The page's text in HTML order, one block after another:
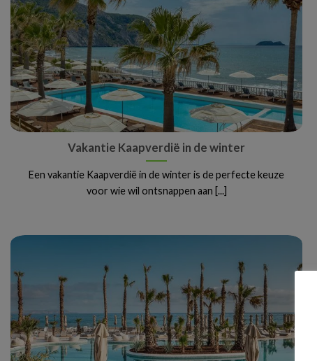
Vakantie Kaapverdië in de winter
Een vakantie Kaapverdië in de winter is de perfecte keuze
voor wie wil ontsnappen aan [...]